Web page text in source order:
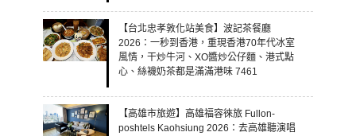
【台北忠孝敦化站美食】波記茶餐廳
2026：一秒到香港，重現香港70年代冰室
風情，干炒牛河、XO醬炒公仔麵、港式點
心、絲襪奶茶都是滿滿港味 7461
【高雄市旅遊】高雄福容徠旅 Fullon-
poshtels Kaohsiung 2026：去高雄聽演唱